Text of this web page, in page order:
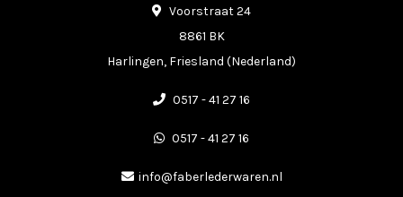
Voorstraat 24
8861 BK
Harlingen, Friesland (Nederland)
0517 - 41 27 16
0517 - 41 27 16
info@faberlederwaren.nl